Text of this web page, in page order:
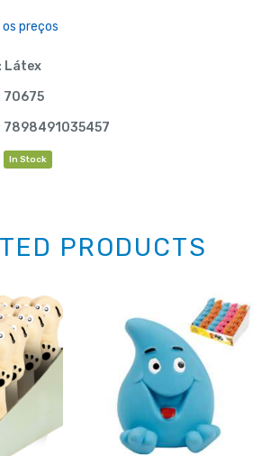
os preços
: Látex
70675
7898491035457
In Stock
PRODUCTS